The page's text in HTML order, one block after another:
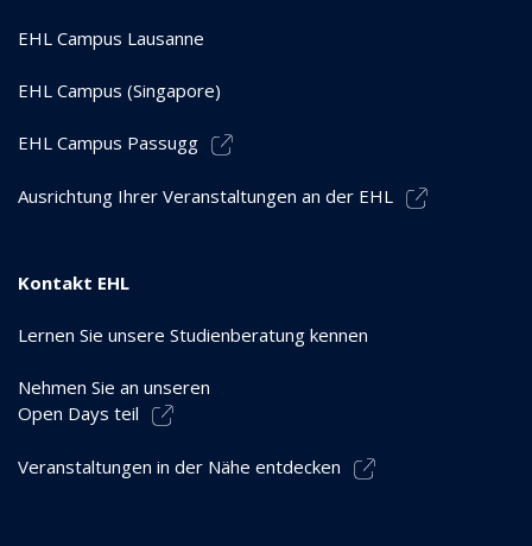
EHL Campus Lausanne
EHL Campus (Singapore)
EHL Campus Passugg
Ausrichtung Ihrer Veranstaltungen an der EHL
Kontakt EHL
Lernen Sie unsere Studienberatung kennen
Nehmen Sie an unseren
Open Days teil
Veranstaltungen in der Nähe entdecken